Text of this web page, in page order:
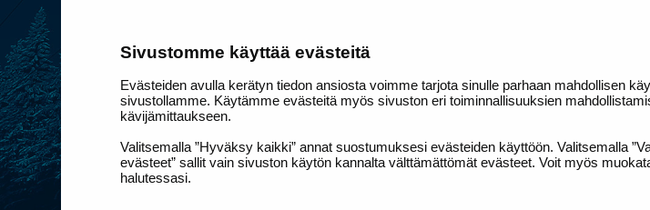
Sivustomme käyttää evästeitä
Evästeiden avulla kerätyn tiedon ansiosta voimme tarjota sinulle parhaan mahdollisen
sivustollamme. Käytämme evästeitä myös sivuston eri toiminnallisuuksien
kävijämittaukseen.
Valitsemalla ”Hyväksy kaikki” annat suostumuksesi evästeiden käyttöön. Valitsemalla
evästeet” sallit vain sivuston käytön kannalta välttämättömät evästeet. Voit myös
halutessasi.
Ota yhteyttä
Sivustomme käyttää evästeitä
Muokkaa evästeasetuksia